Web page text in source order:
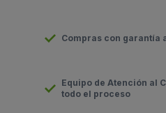
Compras con garantía
Equipo de Atención al
todo el proceso